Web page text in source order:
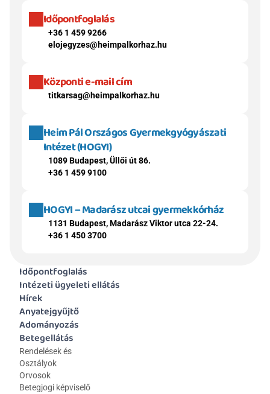
Időpontfoglalás
+36 1 459 9266
elojegyzes@heimpalkorhaz.hu
Központi e-mail cím
titkarsag@heimpalkorhaz.hu
Heim Pál Országos Gyermekgyógyászati
Intézet (HOGYI)
1089 Budapest, Üllői út 86.
+36 1 459 9100
HOGYI – Madarász utcai gyermekkórház
1131 Budapest, Madarász Viktor utca 22-24.
+36 1 450 3700
Időpontfoglalás
Intézeti ügyeleti ellátás
Hírek
Anyatejgyűjtő
Adományozás
Betegellátás
Rendelések és
Osztályok
Orvosok
Betegjogi képviselő